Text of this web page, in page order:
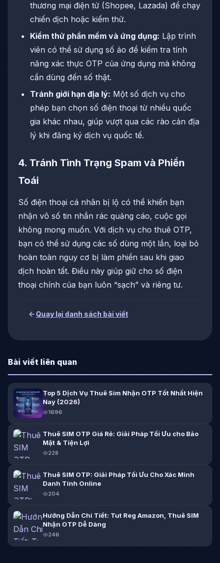
thương mại điện tử (Shopee, Lazada) để chạy
chiến dịch hoặc kiểm thử.
Kiểm thử phần mềm và ứng dụng: Lập trình
viên có thể sử dụng số ảo để kiểm tra tính
năng xác thực OTP của ứng dụng mà không
cần dùng đến số thật.
Tránh giới hạn địa lý: Một số dịch vụ cho
phép bạn chọn số điện thoại từ nhiều quốc
gia khác nhau, giúp vượt qua các rào cản địa
lý khi đăng ký dịch vụ quốc tế.
4. Tránh Tình Trạng Spam và Phiền
Toái
Số điện thoại cá nhân bị lộ có thể khiến bạn
nhận vô số tin nhắn rác quảng cáo, cuộc gọi
không mong muốn. Với dịch vụ cho thuê OTP,
bạn có thể sử dụng các số dùng một lần, loại bỏ
hoàn toàn nguy cơ bị làm phiền sau khi giao
dịch hoàn tất. Điều này giúp giữ cho số điện
thoại chính của bạn luôn “sạch” và riêng tư.
Quay lại danh sách bài viết
Bài viết liên quan
Top 5 Dịch Vụ Thuê Sim Nhận OTP Tốt Nhất Hiện
Nay (2026)
1696
Thuê SIM OTP Giá Rẻ: Giải Pháp Tối Ưu cho Bảo
Mật & Tiện Lợi
228
Thuê SIM OTP: Giải Pháp Tối Ưu Cho Xác Minh
Danh Tính Online
204
Hướng Dẫn Chi Tiết: Tut Reg Amazon, Thuê SIM
Nhận OTP Dễ Dàng
246